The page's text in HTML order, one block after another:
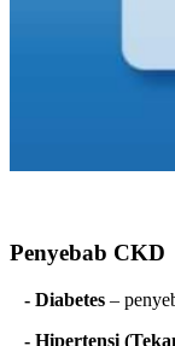
Penyebab CKD
- Diabetes –
- Hipertensi